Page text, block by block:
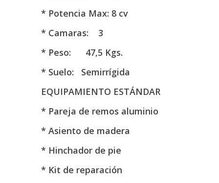
* Potencia Max: 8 cv
* Camaras: 3
* Peso: 47,5 Kgs.
* Suelo: Semirrígida
EQUIPAMIENTO ESTÁNDAR
* Pareja de remos aluminio
* Asiento de madera
* Hinchador de pie
* Kit de reparación